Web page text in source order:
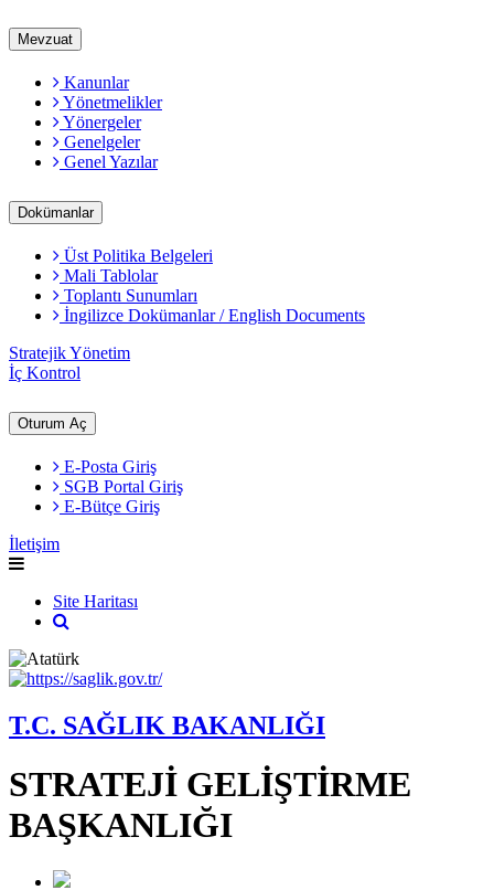
Mevzuat
Kanunlar
Yönetmelikler
Yönergeler
Genelgeler
Genel Yazılar
Dokümanlar
Üst Politika Belgeleri
Mali Tablolar
Toplantı Sunumları
İngilizce Dokümanlar / English Documents
Stratejik Yönetim
İç Kontrol
Oturum Aç
E-Posta Giriş
SGB Portal Giriş
E-Bütçe Giriş
İletişim
Site Haritası
T.C. SAĞLIK BAKANLIĞI
STRATEJİ GELİŞTİRME
BAŞKANLIĞI